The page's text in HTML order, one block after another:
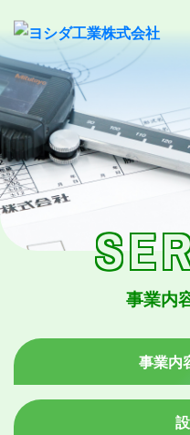
事業内
事業内